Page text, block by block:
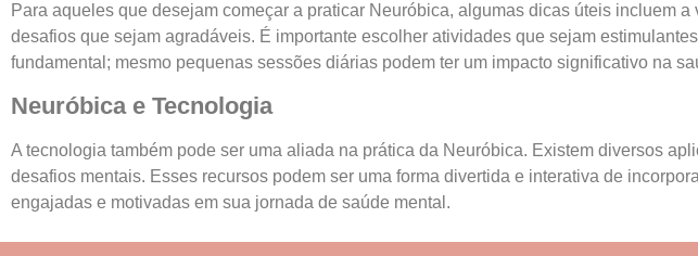
Para aqueles que desejam começar a praticar Neuróbica, algumas dicas úteis incluem
desafios que sejam agradáveis. É importante escolher atividades que sejam
fundamental; mesmo pequenas sessões diárias podem ter um impacto significativo na
Neuróbica e Tecnologia
A tecnologia também pode ser uma aliada na prática da Neuróbica. Existem diversos
desafios mentais. Esses recursos podem ser uma forma divertida e interativa de
engajadas e motivadas em sua jornada de saúde mental.